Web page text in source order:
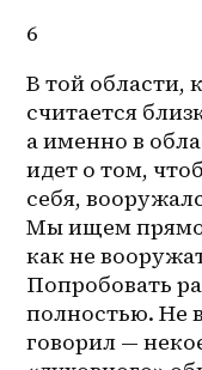
6
В той области,
считается
а именно в
идет о том,
себя,
Мы ищем прямо
как не
Попробовать
полностью. Не
говорил —